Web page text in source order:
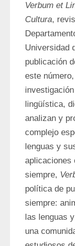
Verbum et
Cultura,
Universidad
publicación
este
lingüística,
analizan y
complejo
lenguas y
aplicaciones
siempre,
política de
siempre:
las lenguas
una